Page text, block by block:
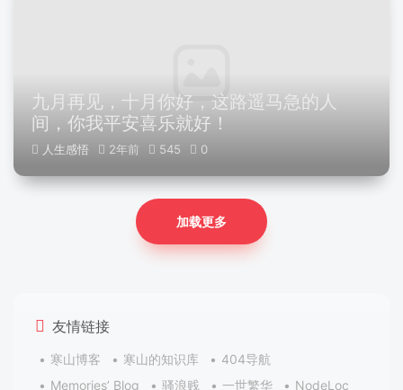
九月再见，十月你好，这路遥马急的人
间，你我平安喜乐就好！
人生感悟 2年前 545 0
加载更多
友情链接
寒山博客 寒山的知识库
404导航
Memories’ Blog
骚浪贱 一世繁华 NodeLoc